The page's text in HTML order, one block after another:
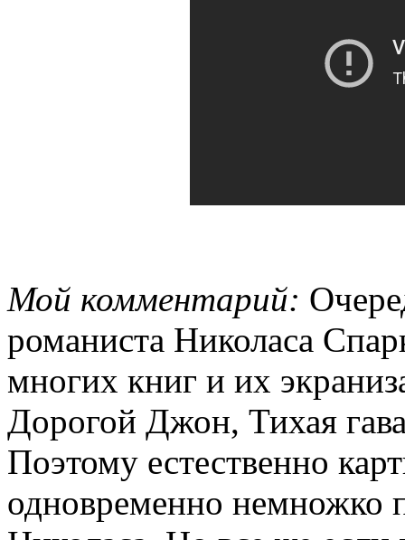
Мой комментарий:
романиста Николаса
многих книг и их
Дорогой Джон, Тихая
Поэтому естественно
одновременно немножко